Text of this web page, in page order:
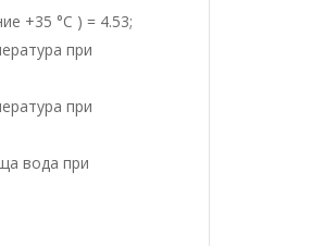
лв.).
+35 °C ) = 4.53;
при
при
вода при